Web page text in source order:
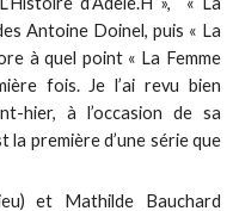
Antoine Doinel, puis « La
à quel point « La Femme
fois. Je l’ai revu bien
hier, à l’occasion de sa
première d’une série que
et Mathilde Bauchard